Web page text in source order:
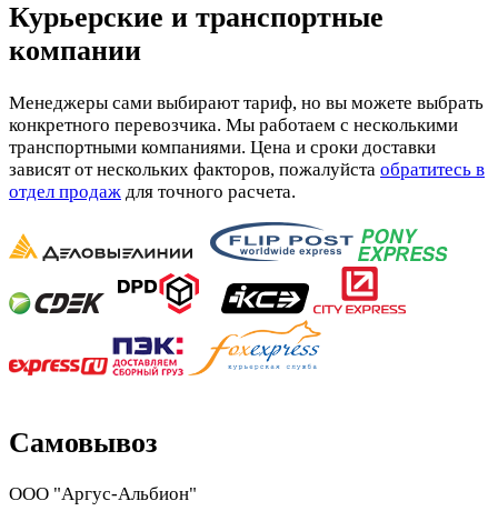
Курьерские и транспортные
компании
Менеджеры сами выбирают тариф, но вы можете выбрать
конкретного перевозчика. Мы работаем с несколькими
транспортными компаниями. Цена и сроки доставки
зависят от нескольких факторов, пожалуйста обратитесь в
отдел продаж для точного расчета.
Самовывоз
ООО "Аргус-Альбион"